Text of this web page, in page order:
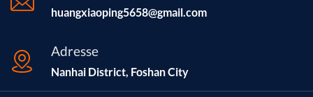
huangxiaoping5658@gmail.com
Adresse
Nanhai District, Foshan City